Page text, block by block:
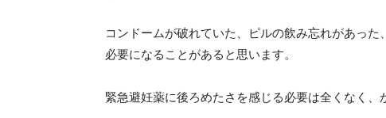
コンドームが破れていた、ピルの飲み忘れがあっ
必要になることがあると思います。
緊急避妊薬に後ろめたさを感じる必要は全くなく